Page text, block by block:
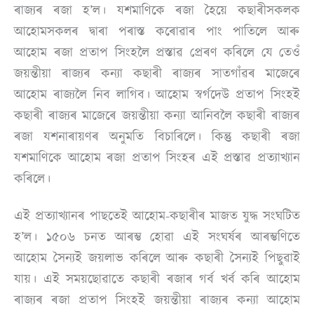
ৰাজ্যৰ ৰজা হ’ল। যশমাণিকে ৰজা হৈয়ে কছাৰীসকলক
আহোমসকলৰ দ্বাৰা পৰাস্ত কৰোৱাৰ পাং পাতিলে আৰু
আহোম ৰজা প্ৰতাপ সিংহলৈ প্ৰস্তাৱ প্ৰেৰণ কৰিলে যে তেওঁ
জয়ন্তীয়া ৰাজ্যৰ কন্যা কছাৰী ৰাজ্যৰ সাতগাঁৱৰ মাজেৰে
আহোম ৰাজ্যলৈ নিব লাগিব। আহোম স্বৰ্গদেউ প্ৰতাপ সিংহই
কছাৰী ৰাজ্যৰ মাজেৰে জয়ন্তীয়া কন্যা আনিবলৈ কছাৰী ৰাজ্যৰ
ৰজা যশনাৰায়ণৰ অনুমতি বিচাৰিলে। কিন্তু কছাৰী ৰজা
যশমাণিকে আহোম ৰজা প্ৰতাপ সিংহৰ এই প্ৰস্তাৱ প্ৰত্যাখ্যান
কৰিলে।
এই প্ৰত্যাখ্যানৰ পাছতেই আহোম-কছাৰীৰ মাজত যুদ্ধ সংঘটিত
হ’ল। ১৫০৬ চনত আৰম্ভ হোৱা এই সংঘৰ্ষৰ আৰম্ভণিতে
আহোম সৈন্যই জয়লাভ কৰিলে আৰু কছাৰী সৈন্যই পিছুৱাই
যায়। এই সময়ছোৱাতে কছাৰী ৰজাৰ গৰ্ব খৰ্ব কৰি আহোম
ৰাজ্যৰ ৰজা প্ৰতাপ সিংহই জয়ন্তীয়া ৰাজ্যৰ কন্যা আহোম